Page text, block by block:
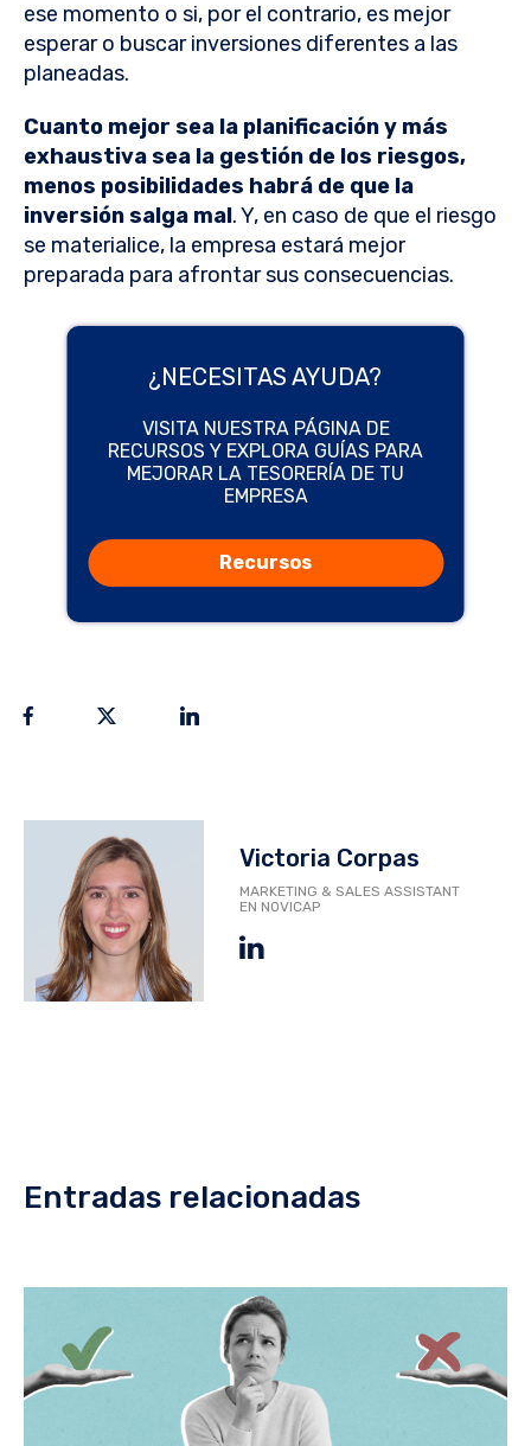
ese momento o si, por el contrario, es mejor
esperar o buscar inversiones diferentes a las
planeadas.
Cuanto mejor sea la planificación y más
exhaustiva sea la gestión de los riesgos,
menos posibilidades habrá de que la
inversión salga mal. Y, en caso de que el riesgo
se materialice, la empresa estará mejor
preparada para afrontar sus consecuencias.
¿NECESITAS AYUDA?
VISITA NUESTRA PÁGINA DE
RECURSOS Y EXPLORA GUÍAS PARA
MEJORAR LA TESORERÍA DE TU
EMPRESA
Recursos
Victoria Corpas
MARKETING & SALES ASSISTANT
EN NOVICAP
Entradas relacionadas